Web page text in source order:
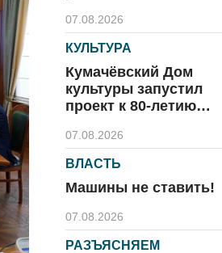
07.08.2026
КУЛЬТУРА
Кумачёвский Дом
культуры запустил
проект к 80-летию
07.08.2026
ВЛАСТЬ
Машины не ставить!
07.08.2026
РАЗЪЯСНЯЕМ